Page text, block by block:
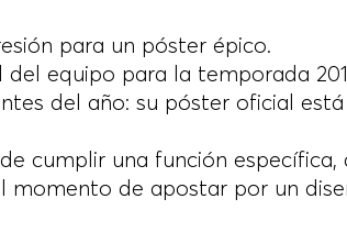
para un póster épico.
equipo para la temporada
del año: su póster oficial
cumplir una función
momento de apostar por un